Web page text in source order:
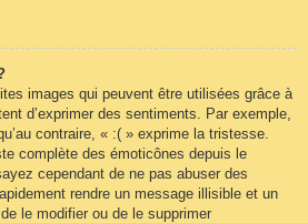
images qui peuvent être utilisées grâce à
d’exprimer des sentiments. Par exemple,
contraire, « :( » exprime la tristesse.
complète des émoticônes depuis le
cependant de ne pas abuser des
rendre un message illisible et un
le modifier ou de le supprimer